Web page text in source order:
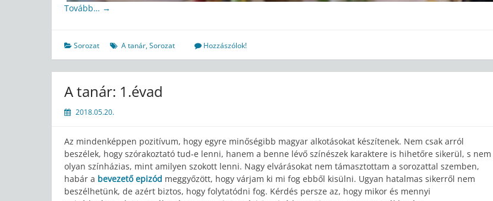
Tovább… →
Sorozat A tanár,Sorozat Hozzászólok!
A tanár: 1.évad
2018.05.20.
Az mindenképpen pozitívum, hogy egyre minőségibb magyar alkotásokat készítenek. Nem csak arról
beszélek, hogy szórakoztató tud-e lenni, hanem a benne lévő színészek karaktere is hihetőre sikerül, s nem
olyan színházias, mint amilyen szokott lenni. Nagy elvárásokat nem támasztottam a sorozattal szemben,
habár a bevezető epizód meggyőzött, hogy várjam ki mi fog ebből kisülni. Ugyan hatalmas sikerről nem
beszélhetünk, de azért biztos, hogy folytatódni fog. Kérdés persze az, hogy mikor és mennyi